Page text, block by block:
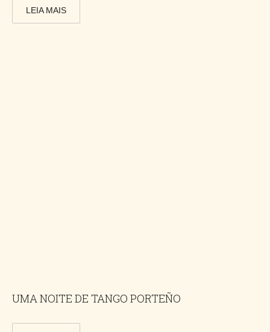
LEIA MAIS
UMA NOITE DE TANGO PORTEÑO